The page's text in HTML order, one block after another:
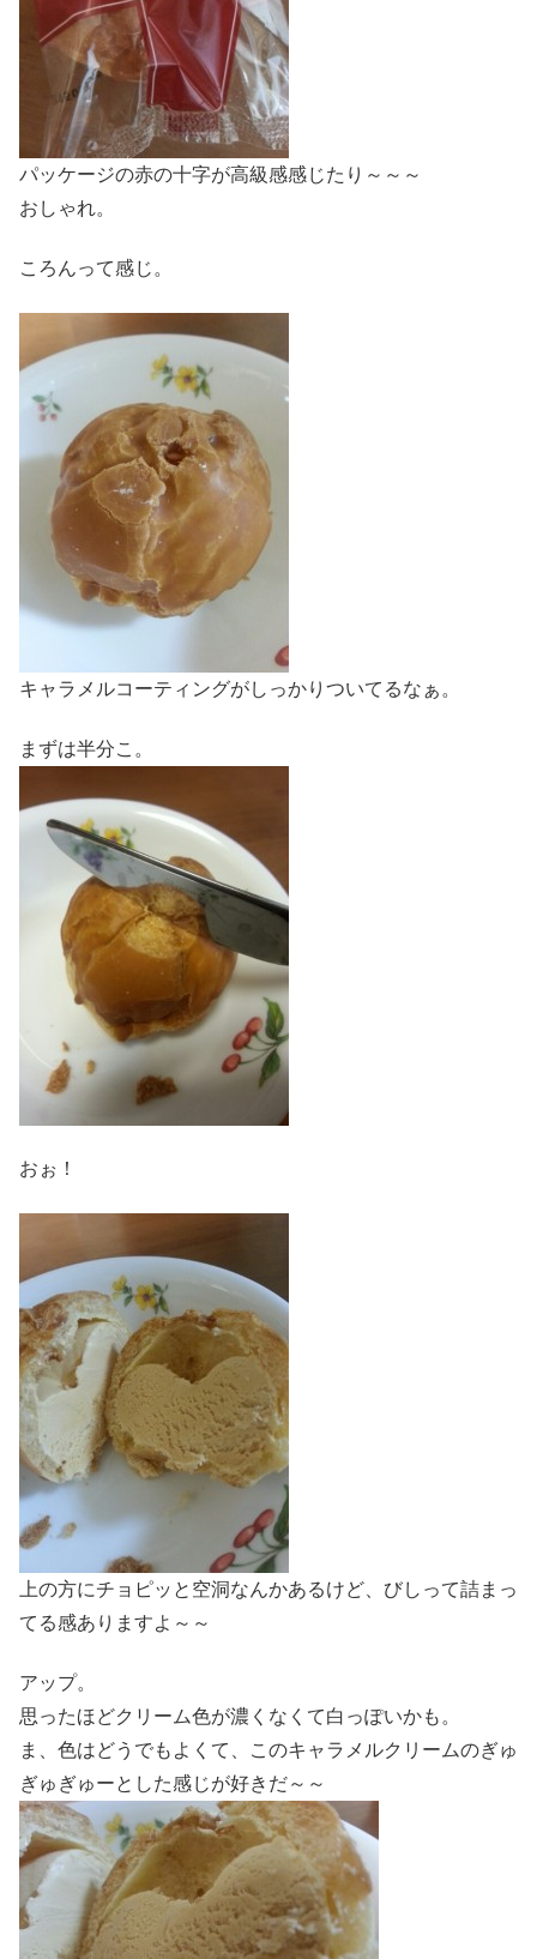
パッケージの赤の十字が高級感感じたり～～～
おしゃれ。
ころんって感じ。
キャラメルコーティングがしっかりついてるなぁ。
まずは半分こ。
おぉ！
上の方にチョピッと空洞なんかあるけど、びしって詰まっ
てる感ありますよ～～
アップ。
思ったほどクリーム色が濃くなくて白っぽいかも。
ま、色はどうでもよくて、このキャラメルクリームのぎゅ
ぎゅぎゅーとした感じが好きだ～～